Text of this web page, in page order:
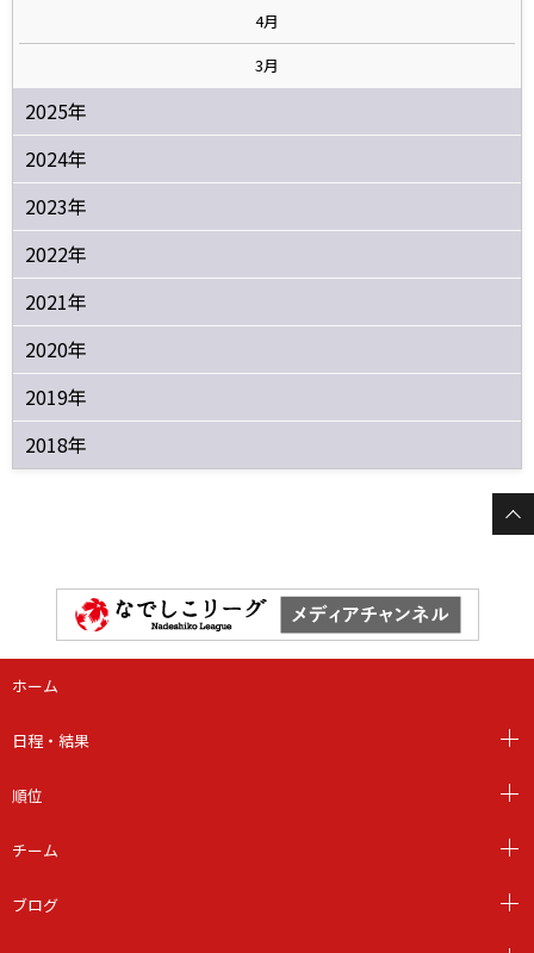
4月
3月
2025年
2024年
2023年
2022年
2021年
2020年
2019年
2018年
ホーム
日程・結果
順位
チーム
ブログ